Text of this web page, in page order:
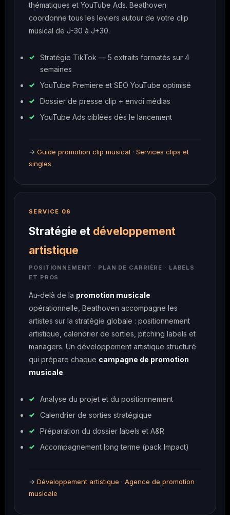
thématiques et YouTube Ads. Beathoven
coordonne tous les leviers autour de votre clip
musical de J-30 à J+30.
Stratégie TikTok — 5 extraits formatés sur 4
semaines
YouTube Premiere et SEO YouTube optimisé
Dossier de presse clip + envoi médias
YouTube Ads ciblées dès le lancement
→Guide promotion clip musical ·Services clips et
singles
SERVICE 06
Stratégie et développement
artistique
POSITIONNEMENT · PLAN DE CARRIÈRE · LABELS
ET PROS
Au-delà de la promotion musicale
opérationnelle, Beathoven accompagne les
artistes sur la stratégie globale : positionnement
artistique, calendrier de sorties, pitching labels et
managers. Un développement artistique structuré
qui prépare chaque campagne de promotion
musicale.
Analyse du projet et du positionnement
Calendrier de sorties stratégique
Préparation du dossier labels et A&R
Accompagnement long terme (pack Impact)
→Développement artistique ·Agence de promotion
musicale